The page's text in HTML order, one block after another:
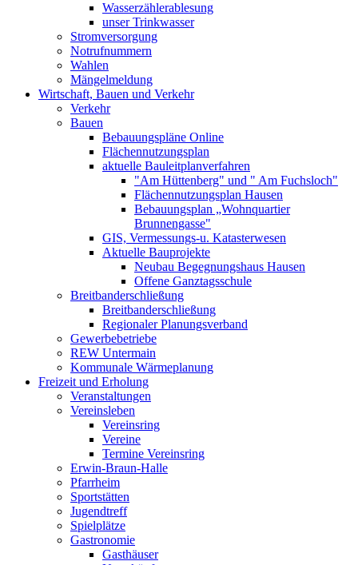
Wasserzählerablesung
unser Trinkwasser
Stromversorgung
Notrufnummern
Wahlen
Mängelmeldung
Wirtschaft, Bauen und Verkehr
Verkehr
Bauen
Bebauungspläne Online
Flächennutzungsplan
aktuelle Bauleitplanverfahren
"Am Hüttenberg" und " Am Fuchsloch"
Flächennutzungsplan Hausen
Bebauungsplan „Wohnquartier
Brunnengasse"
GIS, Vermessungs-u. Katasterwesen
Aktuelle Bauprojekte
Neubau Begegnungshaus Hausen
Offene Ganztagsschule
Breitbanderschließung
Breitbanderschließung
Regionaler Planungsverband
Gewerbebetriebe
REW Untermain
Kommunale Wärmeplanung
Freizeit und Erholung
Veranstaltungen
Vereinsleben
Vereinsring
Vereine
Termine Vereinsring
Erwin-Braun-Halle
Pfarrheim
Sportstätten
Jugendtreff
Spielplätze
Gastronomie
Gasthäuser